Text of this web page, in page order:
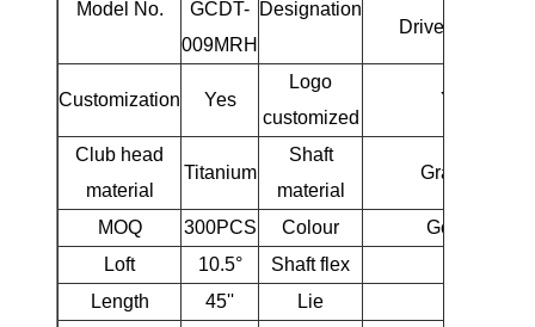
Model No.
GCDT-
009MRH
Designation
Driver Woods
Customization Yes
Logo
customized
Yes
Club head
material
Titanium
Shaft
material
Graphite
MOQ 300PCS Colour
Golden
Loft
10.5° Shaft flex
Length
45'' Lie